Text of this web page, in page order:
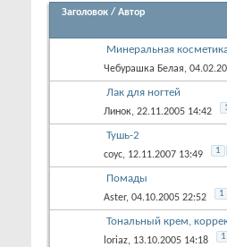
Заголовок / Автор
Минеральная
Чебурашка Белая,
Лак для ногтей
Линок, 22.11.2005 14:42
Тушь-2
соус, 12.11.2007 13:49 1
Помады
Aster, 04.10.2005 22:52 1
Тональный крем,
loriaz, 13.10.2005 14:18 1